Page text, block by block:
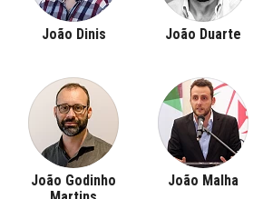
João Dinis João Duarte
João Godinho
João Malha